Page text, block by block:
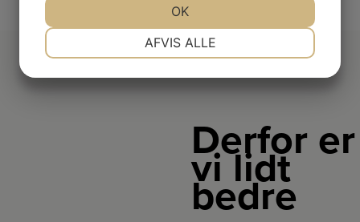
Derfor er
vi lidt
bedre
AFVIS ALLE
OK